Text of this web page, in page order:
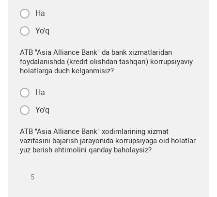
Ha
Yo'q
ATB "Asia Alliance Bank" da bank xizmatlaridan
foydalanishda (kredit olishdan tashqari) korrupsiyaviy
holatlarga duch kelganmisiz?
Ha
Yo'q
ATB "Asia Alliance Bank" xodimlarining xizmat
vazifasini bajarish jarayonida korrupsiyaga oid holatlar
yuz berish ehtimolini qanday baholaysiz?